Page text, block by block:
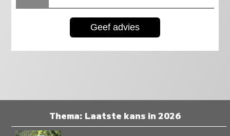
Thema: Laatste kans in 2026